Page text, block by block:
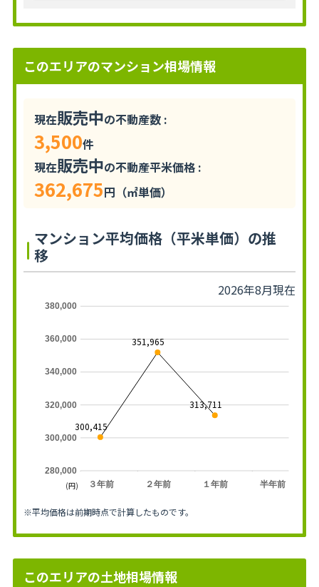
このエリアのマンション相場情報
現在販売中の不動産数 :
3,500件
現在販売中の不動産平米価格 :
362,675円（㎡単価）
マンション平均価格（平米単価）の推
移
2026年8月現在
３年前 ２年前 １年前 半年前
280,000
300,000
320,000
340,000
360,000
380,000
300,415
351,965
313,711
(円)
※平均価格は前期時点で計算したものです。
このエリアの土地相場情報